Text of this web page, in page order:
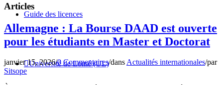
Guide des licences
Université de Lomé (UL)
Articles
Allemagne : La Bourse DAAD est ouverte
pour les étudiants en Master et Doctorat
janvier 15, 2026/0 Commentaires/dansActualités internationales/par
Sitsope